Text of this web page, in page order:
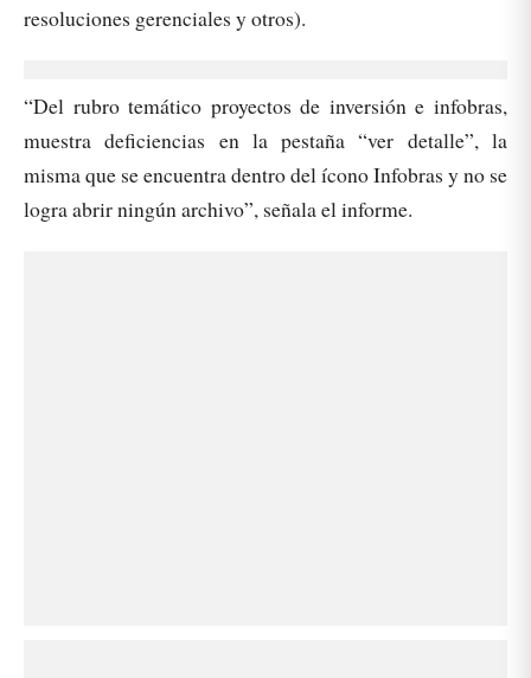
resoluciones gerenciales y otros).
“Del rubro temático proyectos de inversión e infobras,
muestra deficiencias en la pestaña “ver detalle”, la
misma que se encuentra dentro del ícono Infobras y no se
logra abrir ningún archivo”, señala el informe.